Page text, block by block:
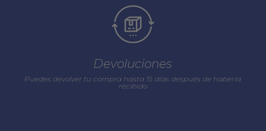
Devoluciones
Puedes devolver tu compra hasta 15 días después de haberla
recibido